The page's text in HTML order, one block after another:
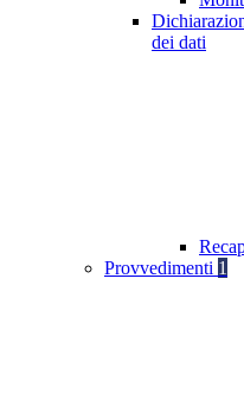
dei dati
Provvedimenti 1